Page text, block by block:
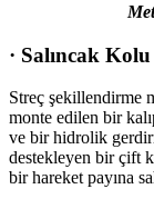
· Salıncak
Streç şekillendirme
monte edilen bir
ve bir hidrolik
destekleyen bir çift
bir hareket payına